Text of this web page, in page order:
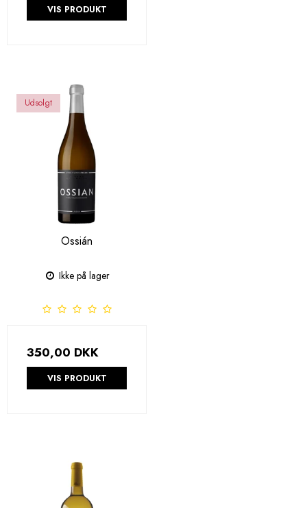
VIS PRODUKT
Udsolgt
Ossián
Ikke på lager
350,00 DKK
VIS PRODUKT